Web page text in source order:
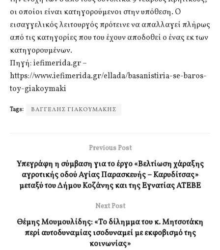
οι οποίοι είναι κατηγορούμενοι στην υπόθεση. O
εισαγγελικός λειτουργός πρότεινε να απαλλαγεί πλήρως
από τις κατηγορίες που του έχουν αποδοθεί ο ένας εκ των
κατηγορουμένων.
Πηγή: iefimerida.gr –
https://www.iefimerida.gr/ellada/basanistiria-se-baros-
toy-giakoymaki
Tags: ΒΑΓΓΕΛΗΣ ΓΙΑΚΟΥΜΑΚΗΣ
Previous Post
Υπεγράφη η σύμβαση για το έργο «Βελτίωση χάραξης
αγροτικής οδού Αγίας Παρασκευής – Καρυδίτσας»
μεταξύ του Δήμου Κοζάνης και της Εγνατίας ΑΤΕΒΕ
Next Post
Θέμης Μουμουλίδης: «Το δίλημμα του κ. Μητσοτάκη
περί αυτοδυναμίας ισοδυναμεί με εκφοβισμό της
κοινωνίας»